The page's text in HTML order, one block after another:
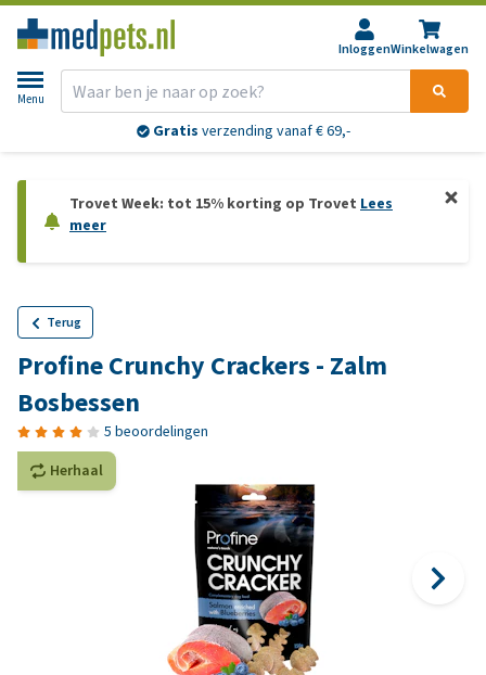
InloggenWinkelwagen
Menu
Gratis verzending vanaf € 69,-
Trovet Week: tot 15% korting op Trovet Lees
meer
Terug
Profine Crunchy Crackers - Zalm
Bosbessen
5 beoordelingen
Herhaal